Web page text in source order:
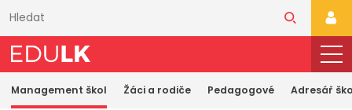
obsahu
Management škol Žáci a rodiče Pedagogové Adresář